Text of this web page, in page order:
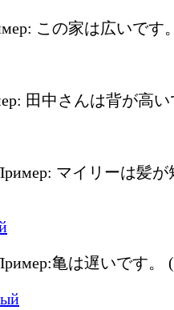
この家は広いです
田中さんは背が高い
マイリーは髪
亀は遅いです。